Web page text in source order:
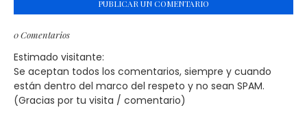
PUBLICAR UN COMENTARIO
0 Comentarios
Estimado visitante:
Se aceptan todos los comentarios, siempre y cuando
están dentro del marco del respeto y no sean SPAM.
(Gracias por tu visita / comentario)